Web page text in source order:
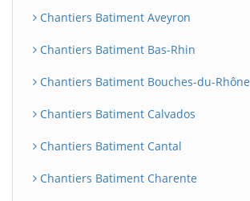
Chantiers Batiment Aveyron
Chantiers Batiment Bas-Rhin
Chantiers Batiment Bouches-du-Rhône
Chantiers Batiment Calvados
Chantiers Batiment Cantal
Chantiers Batiment Charente